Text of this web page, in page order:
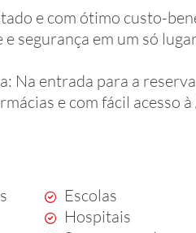
e com ótimo custo-
segurança em um só
Na entrada para a
e com fácil acesso
Escolas
Hospitais